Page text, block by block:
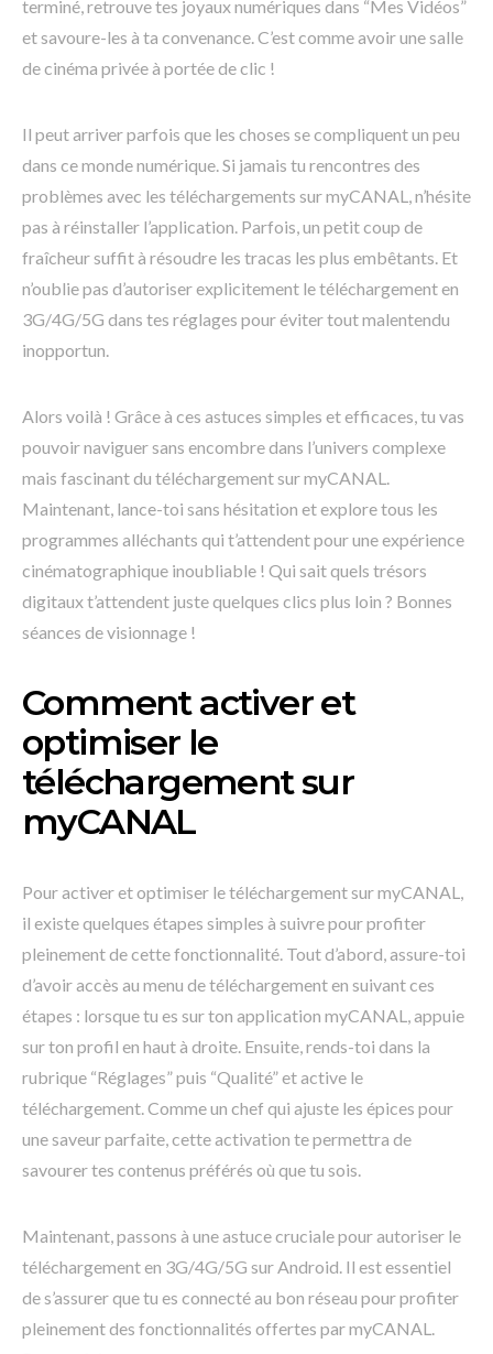
terminé, retrouve tes joyaux numériques dans “Mes Vidéos”
et savoure-les à ta convenance. C’est comme avoir une salle
de cinéma privée à portée de clic !
Il peut arriver parfois que les choses se compliquent un peu
dans ce monde numérique. Si jamais tu rencontres des
problèmes avec les téléchargements sur myCANAL, n’hésite
pas à réinstaller l’application. Parfois, un petit coup de
fraîcheur suffit à résoudre les tracas les plus embêtants. Et
n’oublie pas d’autoriser explicitement le téléchargement en
3G/4G/5G dans tes réglages pour éviter tout malentendu
inopportun.
Alors voilà ! Grâce à ces astuces simples et efficaces, tu vas
pouvoir naviguer sans encombre dans l’univers complexe
mais fascinant du téléchargement sur myCANAL.
Maintenant, lance-toi sans hésitation et explore tous les
programmes alléchants qui t’attendent pour une expérience
cinématographique inoubliable ! Qui sait quels trésors
digitaux t’attendent juste quelques clics plus loin ? Bonnes
séances de visionnage !
Comment activer et
optimiser le
téléchargement sur
myCANAL
Pour activer et optimiser le téléchargement sur myCANAL,
il existe quelques étapes simples à suivre pour profiter
pleinement de cette fonctionnalité. Tout d’abord, assure-toi
d’avoir accès au menu de téléchargement en suivant ces
étapes : lorsque tu es sur ton application myCANAL, appuie
sur ton profil en haut à droite. Ensuite, rends-toi dans la
rubrique “Réglages” puis “Qualité” et active le
téléchargement. Comme un chef qui ajuste les épices pour
une saveur parfaite, cette activation te permettra de
savourer tes contenus préférés où que tu sois.
Maintenant, passons à une astuce cruciale pour autoriser le
téléchargement en 3G/4G/5G sur Android. Il est essentiel
de s’assurer que tu es connecté au bon réseau pour profiter
pleinement des fonctionnalités offertes par myCANAL.